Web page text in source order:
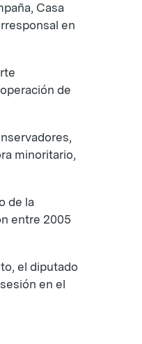
Casa
en
de
minoritario,
de la
entre 2005
el diputado
en el